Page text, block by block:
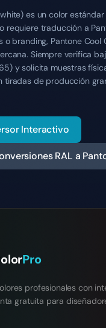
es un color estándar
requiere traducción a
o branding, Pantone Cool
Siempre verifica
y solicita muestras
tiradas de producción
Interactivo
RAL a
Pro
profesionales con
gratuita para